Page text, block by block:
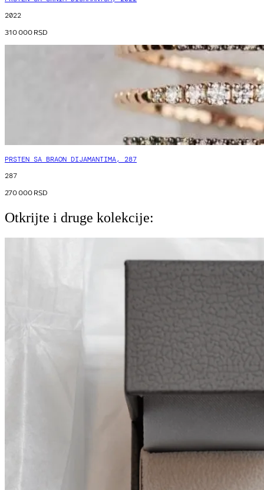
2022
310 000RSD
PRSTEN SA BRAON DIJAMANTIMA, 287
287
270 000RSD
Otkrijte i druge kolekcije: